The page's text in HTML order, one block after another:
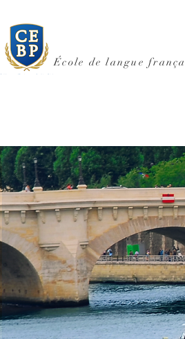
École de langue